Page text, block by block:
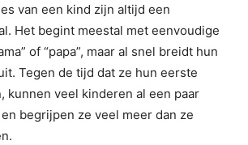
van een kind zijn altijd een
Het begint meestal met eenvoudige
of “papa”, maar al snel breidt hun
Tegen de tijd dat ze hun eerste
kunnen veel kinderen al een paar
begrijpen ze veel meer dan ze